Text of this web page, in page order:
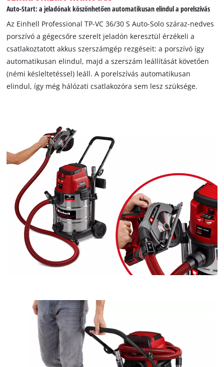
Auto-Start: a jeladónak köszönhetően automatikusan elindul a porelszívás
Az Einhell Professional TP-VC 36/30 S Auto-Solo száraz-nedves
porszívó a gégecsőre szerelt jeladón keresztül érzékeli a
csatlakoztatott akkus szerszámgép rezgéseit: a porszívó így
automatikusan elindul, majd a szerszám leállítását követően
(némi késleltetéssel) leáll. A porelszívás automatikusan
elindul, így még hálózati csatlakozóra sem lesz szüksége.